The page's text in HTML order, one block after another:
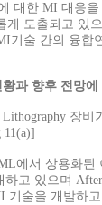
대한 MI 대응
도출되고 있
기술 간의 융
과 향후 전망
장
에서 상용화
고 있으며
기술을 개발